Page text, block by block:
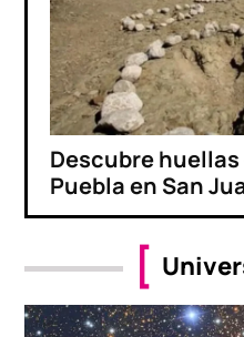
Descubre
Puebla en San